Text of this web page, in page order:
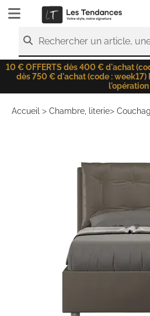
LesTendances.fr
Rechercher un article,
10 € OFFERTS dès 400 € d'achat
dès 750 € d'achat (code : week17)
l'opération
Accueil > Chambre, literie>